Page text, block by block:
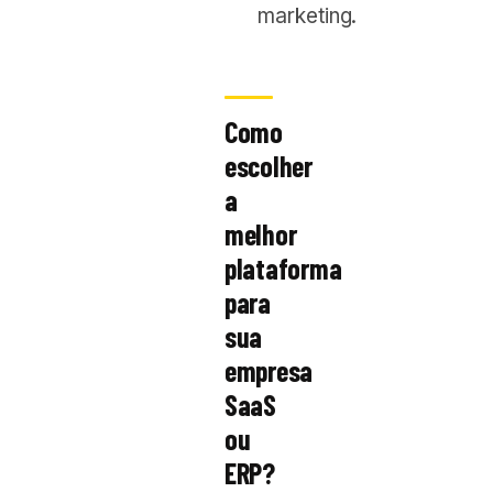
marketing.
Como
escolher
a
melhor
plataforma
para
sua
empresa
SaaS
ou
ERP?